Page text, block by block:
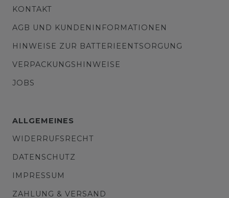
KONTAKT
AGB UND KUNDENINFORMATIONEN
HINWEISE ZUR BATTERIEENTSORGUNG
VERPACKUNGSHINWEISE
JOBS
ALLGEMEINES
WIDERRUFSRECHT
DATENSCHUTZ
IMPRESSUM
ZAHLUNG & VERSAND